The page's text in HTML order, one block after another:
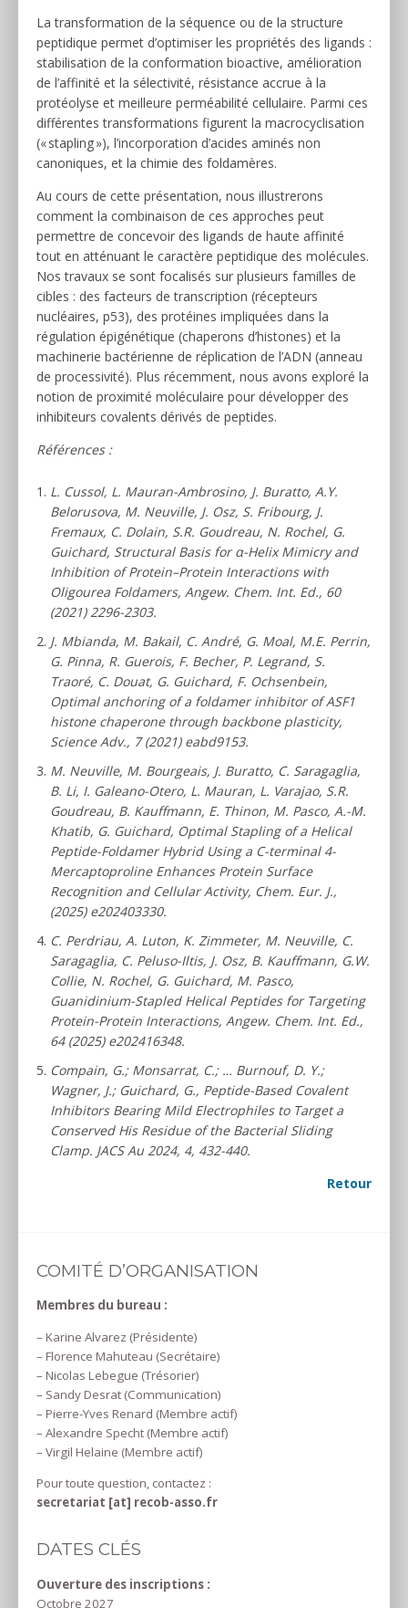
La transformation de la séquence ou de la structure
peptidique permet d’optimiser les propriétés des ligands :
stabilisation de la conformation bioactive, amélioration
de l’affinité et la sélectivité, résistance accrue à la
protéolyse et meilleure perméabilité cellulaire. Parmi ces
différentes transformations figurent la macrocyclisation
(« stapling »), l’incorporation d’acides aminés non
canoniques, et la chimie des foldamères.
Au cours de cette présentation, nous illustrerons
comment la combinaison de ces approches peut
permettre de concevoir des ligands de haute affinité
tout en atténuant le caractère peptidique des molécules.
Nos travaux se sont focalisés sur plusieurs familles de
cibles : des facteurs de transcription (récepteurs
nucléaires, p53), des protéines impliquées dans la
régulation épigénétique (chaperons d’histones) et la
machinerie bactérienne de réplication de l’ADN (anneau
de processivité). Plus récemment, nous avons exploré la
notion de proximité moléculaire pour développer des
inhibiteurs covalents dérivés de peptides.
Références :
L. Cussol, L. Mauran-Ambrosino, J. Buratto, A.Y.
Belorusova, M. Neuville, J. Osz, S. Fribourg, J.
Fremaux, C. Dolain, S.R. Goudreau, N. Rochel, G.
Guichard, Structural Basis for α-Helix Mimicry and
Inhibition of Protein–Protein Interactions with
Oligourea Foldamers, Angew. Chem. Int. Ed., 60
(2021) 2296-2303.
J. Mbianda, M. Bakail, C. André, G. Moal, M.E. Perrin,
G. Pinna, R. Guerois, F. Becher, P. Legrand, S.
Traoré, C. Douat, G. Guichard, F. Ochsenbein,
Optimal anchoring of a foldamer inhibitor of ASF1
histone chaperone through backbone plasticity,
Science Adv., 7 (2021) eabd9153.
M. Neuville, M. Bourgeais, J. Buratto, C. Saragaglia,
B. Li, I. Galeano-Otero, L. Mauran, L. Varajao, S.R.
Goudreau, B. Kauffmann, E. Thinon, M. Pasco, A.-M.
Khatib, G. Guichard, Optimal Stapling of a Helical
Peptide-Foldamer Hybrid Using a C-terminal 4-
Mercaptoproline Enhances Protein Surface
Recognition and Cellular Activity, Chem. Eur. J.,
(2025) e202403330.
C. Perdriau, A. Luton, K. Zimmeter, M. Neuville, C.
Saragaglia, C. Peluso-Iltis, J. Osz, B. Kauffmann, G.W.
Collie, N. Rochel, G. Guichard, M. Pasco,
Guanidinium-Stapled Helical Peptides for Targeting
Protein-Protein Interactions, Angew. Chem. Int. Ed.,
64 (2025) e202416348.
Compain, G.; Monsarrat, C.; … Burnouf, D. Y.;
Wagner, J.; Guichard, G., Peptide-Based Covalent
Inhibitors Bearing Mild Electrophiles to Target a
Conserved His Residue of the Bacterial Sliding
Clamp. JACS Au 2024, 4, 432-440.
Retour
COMITÉ D’ORGANISATION
Membres du bureau :
– Karine Alvarez (Présidente)
– Florence Mahuteau (Secrétaire)
– Nicolas Lebegue (Trésorier)
– Sandy Desrat (Communication)
– Pierre-Yves Renard (Membre actif)
– Alexandre Specht (Membre actif)
– Virgil Helaine (Membre actif)
Pour toute question, contactez :
secretariat [at] recob-asso.fr
DATES CLÉS
Ouverture des inscriptions :
Octobre 2027